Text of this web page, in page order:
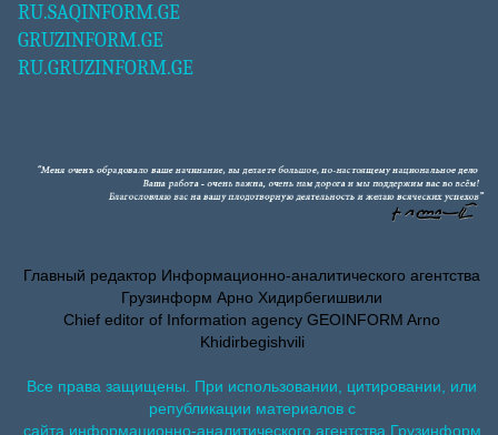
RU.SAQINFORM.GE
GRUZINFORM.GE
RU.GRUZINFORM.GE
Главный редактор Информационно-аналитического агентства
Грузинформ Арно Хидирбегишвили
Chief editor of Information agency GEOINFORM Arno
Khidirbegishvili
Все права защищены. При использовании, цитировании, или
републикации материалов с
сайта информационно-аналитического агентства Грузинформ